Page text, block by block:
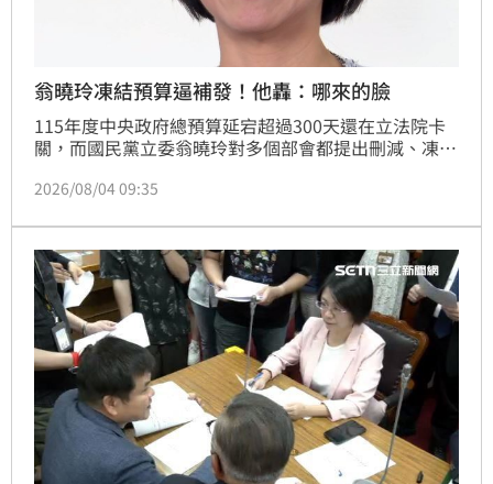
翁曉玲凍結預算逼補發！他轟：哪來的臉
115年度中央政府總預算延宕超過300天還在立法院卡
關，而國民黨立委翁曉玲對多個部會都提出刪減、凍結
和銓敘部正式公告補發113年、114年兩年度退休金差
協會理事長張育萌痛批，翁曉玲自己修法修錯，還惱羞
成怒砍人家預算，「哪來這種不讀書的怪物啊？」
2026/08/04 09:35